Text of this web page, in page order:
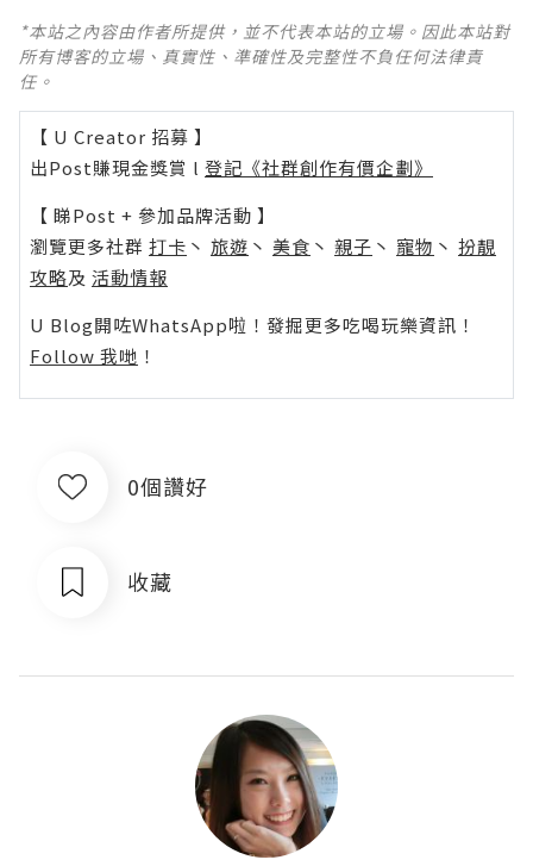
*本站之內容由作者所提供，並不代表本站的立場。因此本站對
所有博客的立場、真實性、準確性及完整性不負任何法律責
任。
【 U Creator 招募 】
出Post賺現金獎賞 l 登記《社群創作有價企劃》
【 睇Post + 參加品牌活動 】
瀏覽更多社群 打卡 丶 旅遊 丶 美食 丶 親子 丶 寵物 丶 扮靚
攻略及 活動情報
U Blog開咗WhatsApp啦！發掘更多吃喝玩樂資訊！
Follow 我哋 ！
0個讚好
收藏